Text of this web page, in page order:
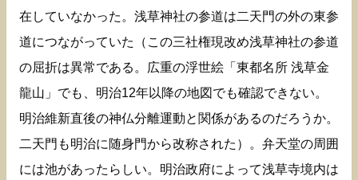
在していなかった。浅草神社の参道は二天門の外の東参
道につながっていた（この三社権現改め浅草神社の参道
の屈折は異常である。広重の浮世絵「東都名所 浅草金
龍山」でも、明治12年以降の地図でも確認できない。
明治維新直後の神仏分離運動と関係があるのだろうか。
二天門も明治に随身門から改称された）。弁天堂の周囲
には池があったらしい。明治政府によって浅草寺境内は